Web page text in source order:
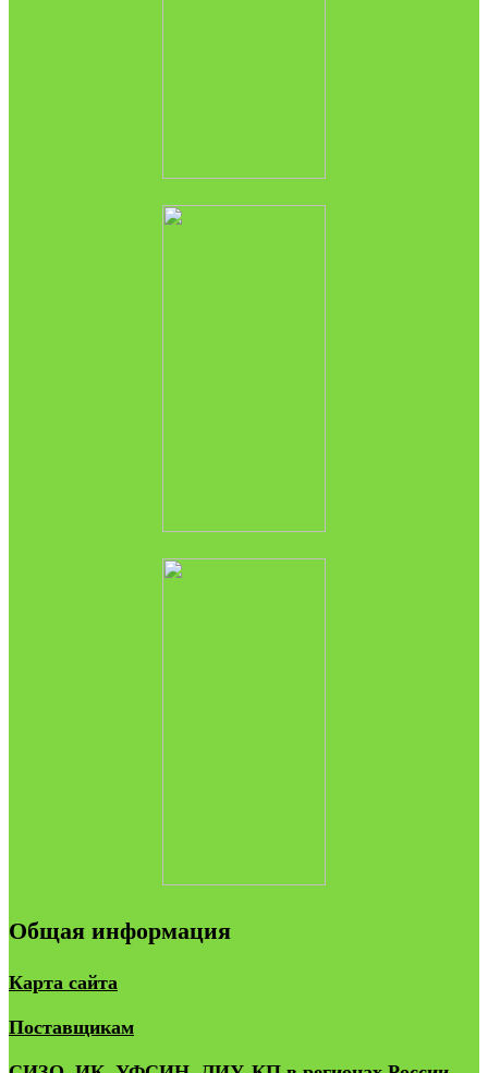
Общая информация
Карта сайта
Поставщикам